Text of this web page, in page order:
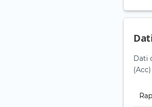
Dati
(Acc)